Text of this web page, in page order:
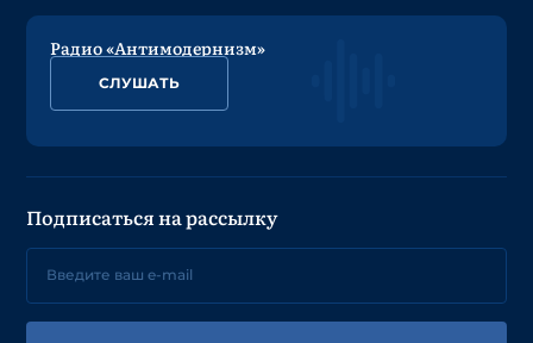
Радио «Антимодернизм»
СЛУШАТЬ
Подписаться на рассылку